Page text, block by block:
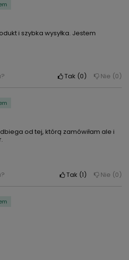
i szybka wysyłka. Jestem
Tak 0 Nie 0
od tej, którą zamówiłam ale i
Tak 1 Nie 0